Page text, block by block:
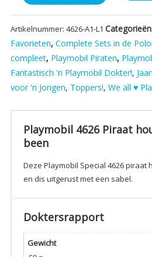
4626
Piraat
houten
been
ijzeren
been
aantal
Artikelnummer: 4626-A1-L1
Favorieten, Complete Sets in de
compleet, Playmobil Piraten,
Fantastisch 'n Playmobil Dokter!,
voor 'n Jongen, Toppers!, We all ♥
Playmobil 4626 Piraat
been
Deze Playmobil Special 4626
en dis uitgerust met een sabel.
Doktersrapport
Gewicht